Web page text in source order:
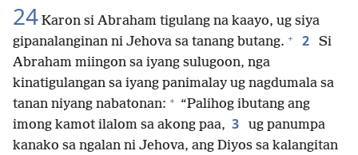
24 Karon si Abraham tigulang na kaayo, ug siya
gipanalanginan ni Jehova sa tanang butang. + 2
Si
Abraham miingon sa iyang sulugoon, nga
kinatigulangan sa iyang panimalay ug nagdumala sa
tanan niyang nabatonan: + “Palihog ibutang ang
imong kamot ilalom sa akong paa, 3
ug panumpa
kanako sa ngalan ni Jehova, ang Diyos sa kalangitan